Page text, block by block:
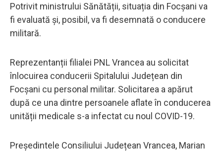
Potrivit ministrului Sănătății, situația din Focșani va
fi evaluată şi, posibil, va fi desemnată o conducere
militară.
Reprezentanții filialei PNL Vrancea au solicitat
înlocuirea conducerii Spitalului Județean din
Focșani cu personal militar. Solicitarea a apărut
după ce una dintre persoanele aflate în conducerea
unității medicale s-a infectat cu noul COVID-19.
Președintele Consiliului Județean Vrancea, Marian